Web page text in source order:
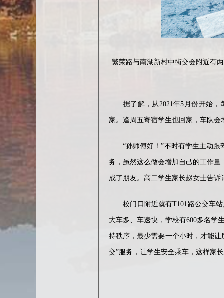
繁荣路与南湖新村中街交会附近有
据了解，从2021年5月份开始，
家。逢周五寄宿学生也回家，车队
“孙师傅好！”不时有学生主动跟驾
务，虽然这么做会增加自己的工作
成了朋友。高二学生家长赵女士告诉
校门口附近就有T101路公交车站
大车多、车速快，学校有600多名学
持秩序，最少需要一个小时，才能
交”服务，让学生安全乘车，这样家